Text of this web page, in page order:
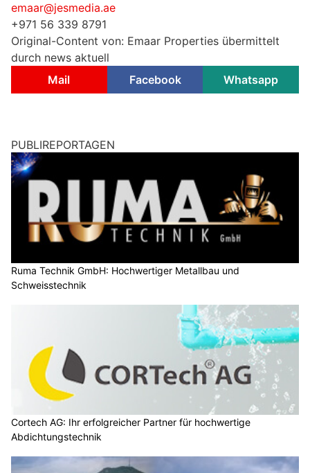
emaar@jesmedia.ae
+971 56 339 8791
Original-Content von: Emaar Properties übermittelt
durch news aktuell
Mail
Facebook Whatsapp
PUBLIREPORTAGEN
Ruma Technik GmbH: Hochwertiger Metallbau und
Schweisstechnik
Cortech AG: Ihr erfolgreicher Partner für hochwertige
Abdichtungstechnik